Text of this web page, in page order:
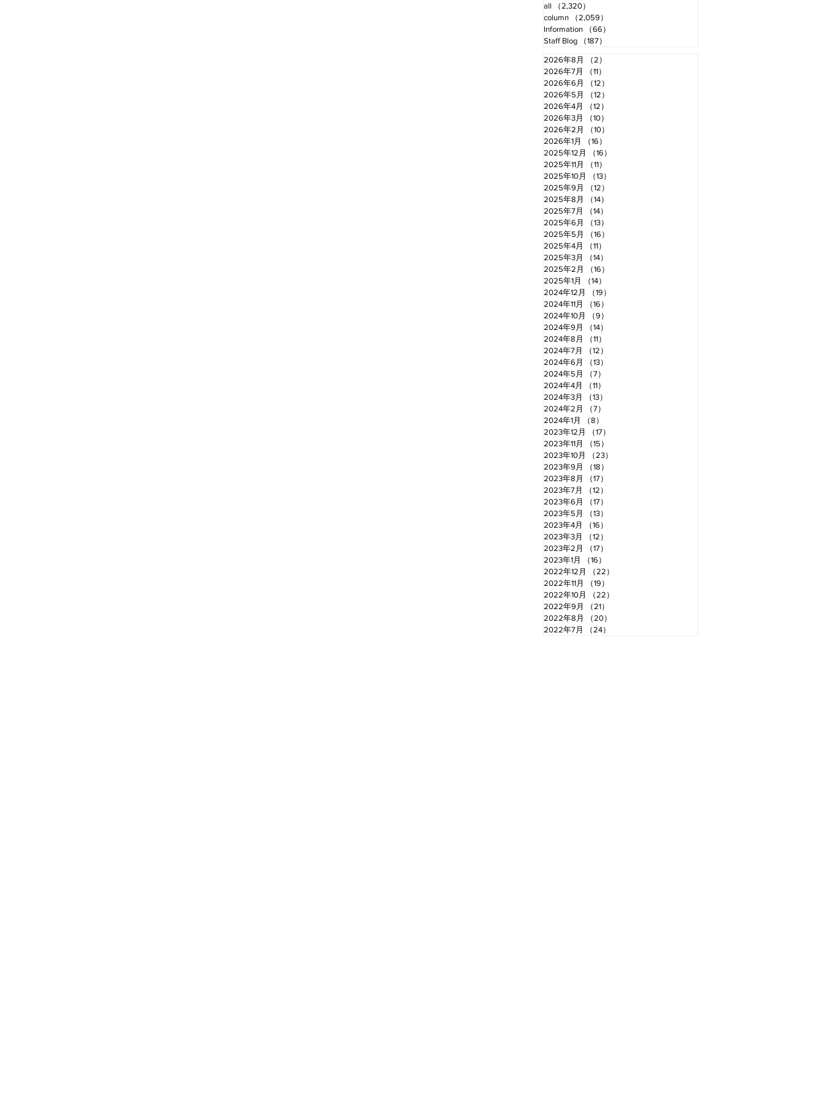
all （2,320）
column
（2,059）
Information
（66）
Staff Blog
（187）
2026年8月 （2）
2026年7月
（11）
2026年6月
（12）
2026年5月
（12）
2026年4月
（12）
2026年3月
（10）
2026年2月
（10）
2026年1月
（16）
2025年12月
（16）
2025年11月
（11）
2025年10月
（13）
2025年9月
（12）
2025年8月
（14）
2025年7月
（14）
2025年6月
（13）
2025年5月
（16）
2025年4月
（11）
2025年3月
（14）
2025年2月
（16）
2025年1月
（14）
2024年12月
（19）
2024年11月
（16）
2024年10月
（9）
2024年9月
（14）
2024年8月
（11）
2024年7月
（12）
2024年6月
（13）
2024年5月
（7）
2024年4月
（11）
2024年3月
（13）
2024年2月
（7）
2024年1月
（8）
2023年12月
（17）
2023年11月
（15）
2023年10月
（23）
2023年9月
（18）
2023年8月
（17）
2023年7月
（12）
2023年6月
（17）
2023年5月
（13）
2023年4月
（16）
2023年3月
（12）
2023年2月
（17）
2023年1月
（16）
2022年12月
（22）
2022年11月
（19）
2022年10月
（22）
2022年9月
（21）
2022年8月
（20）
2022年7月
（24）